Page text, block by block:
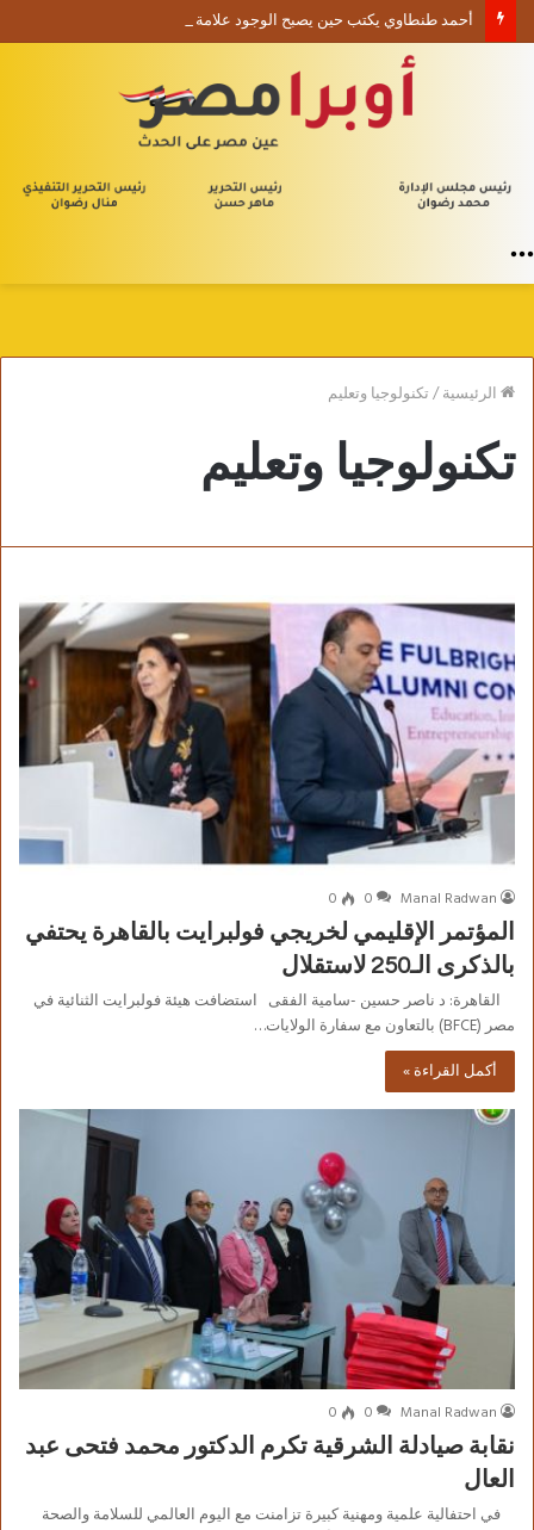
أحمد طنطاوي يكتب حين يصبح الوجود علامة استفهام
الرئيسية/تكنولوجيا وتعليم
تكنولوجيا وتعليم
Manal Radwan
0
0
المؤتمر الإقليمي لخريجي فولبرايت بالقاهرة يحتفي
بالذكرى الـ250 لاستقلال
القاهرة: د ناصر حسين -سامية الفقى استضافت هيئة فولبرايت الثنائية في
مصر (BFCE) بالتعاون مع سفارة الولايات…
أكمل القراءة »
Manal Radwan
0
0
نقابة صيادلة الشرقية تكرم الدكتور محمد فتحى عبد
العال
في احتفالية علمية ومهنية كبيرة تزامنت مع اليوم العالمي للسلامة والصحة